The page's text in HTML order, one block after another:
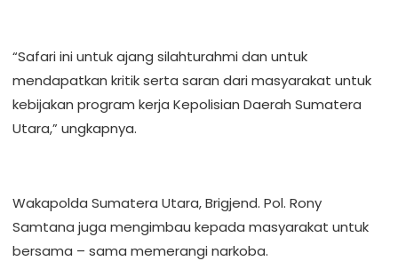
“Safari ini untuk ajang silahturahmi dan untuk
mendapatkan kritik serta saran dari masyarakat untuk
kebijakan program kerja Kepolisian Daerah Sumatera
Utara,” ungkapnya.
Wakapolda Sumatera Utara, Brigjend. Pol. Rony
Samtana juga mengimbau kepada masyarakat untuk
bersama – sama memerangi narkoba.